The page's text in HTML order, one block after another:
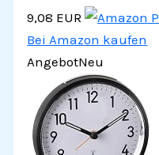
9,08 EUR
Bei Amazon kaufen
AngebotNeu